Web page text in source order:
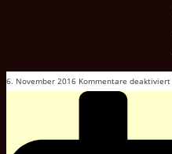
6. November 2016 Kommentare deaktiviert